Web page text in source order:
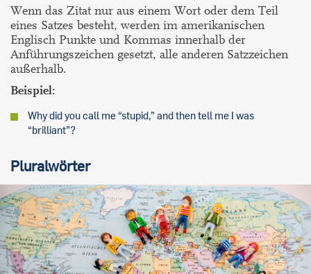
Wenn das Zitat nur aus einem Wort oder dem Teil
eines Satzes besteht, werden im amerikanischen
Englisch Punkte und Kommas innerhalb der
Anführungszeichen gesetzt, alle anderen Satzzeichen
außerhalb.
Beispiel:
Why did you call me “stupid,” and then tell me I was
“brilliant”?
Pluralwörter